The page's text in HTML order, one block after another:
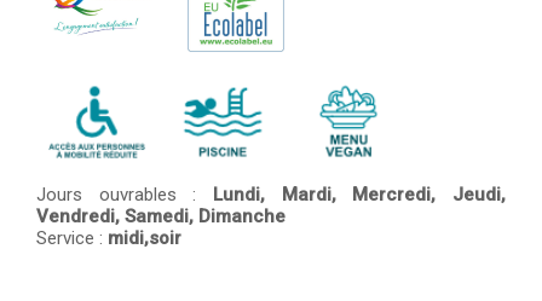
Jours ouvrables : Lundi, Mardi, Mercredi, Jeudi,
Vendredi, Samedi, Dimanche
Service : midi,soir